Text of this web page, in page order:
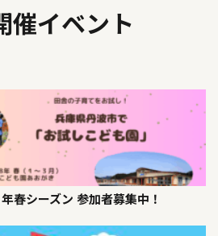
催イベント
春シーズン 参加者募集中！